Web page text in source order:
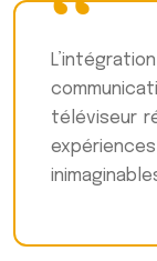
téléviseur